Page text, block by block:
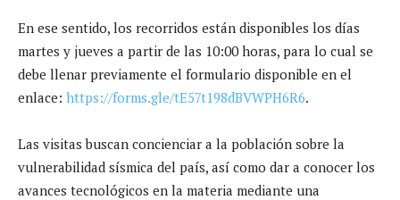
En ese sentido, los recorridos están disponibles los días
martes y jueves a partir de las 10:00 horas, para lo cual se
debe llenar previamente el formulario disponible en el
enlace: https://forms.gle/tE57t198dBVWPH6R6.
Las visitas buscan concienciar a la población sobre la
vulnerabilidad sísmica del país, así como dar a conocer los
avances tecnológicos en la materia mediante una